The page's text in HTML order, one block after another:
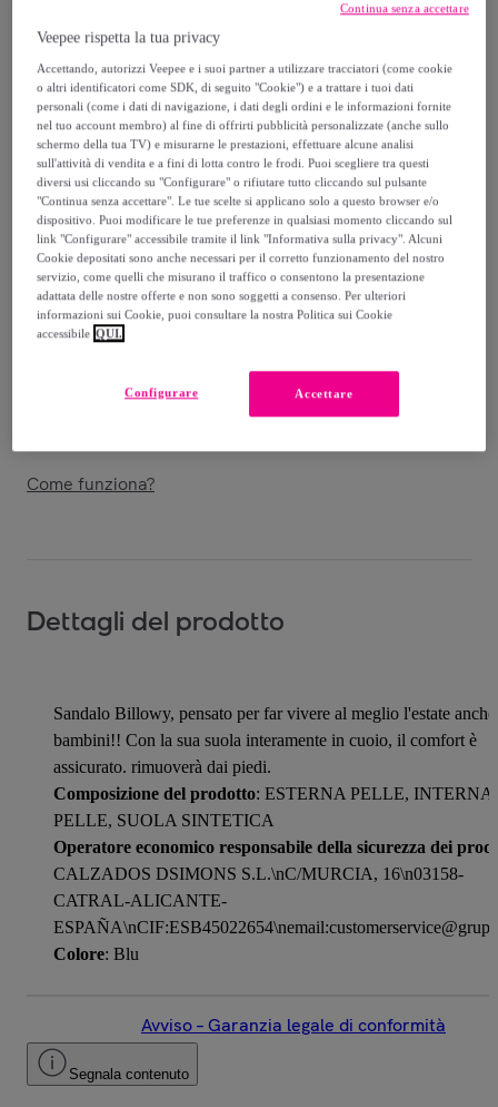
17,00 €
61,90 €
-72%
Guida alle taglie
Venduto daGrupo DS
Consegna
17/08
Come funziona?
Dettagli del prodotto
Sandalo Billowy, pensato per far vivere al meglio l'estate
bambini!! Con la sua suola interamente in cuoio, il comfort è
assicurato. rimuoverà dai piedi.
Composizione del prodotto: ESTERNA PELLE, INTERNA
PELLE, SUOLA SINTETICA
Operatore economico responsabile della sicurezza dei
CALZADOS DSIMONS S.L.\nC/MURCIA, 16\n03158-
CATRAL-ALICANTE-
Colore: Blu
Avviso – Garanzia legale di conformità
Segnala contenuto
Veepee rispetta la tua privacy
Accettando, autorizzi Veepee e i suoi partner a utilizzare tracciatori (come cookie
o altri identificatori come SDK, di seguito "Cookie") e a trattare i tuoi dati
personali (come i dati di navigazione, i dati degli ordini e le informazioni fornite
nel tuo account membro) al fine di offrirti pubblicità personalizzate (anche sullo
schermo della tua TV) e misurarne le prestazioni, effettuare alcune analisi
sull'attività di vendita e a fini di lotta contro le frodi. Puoi scegliere tra questi
diversi usi cliccando su "Configurare" o rifiutare tutto cliccando sul pulsante
"Continua senza accettare". Le tue scelte si applicano solo a questo browser e/o
dispositivo. Puoi modificare le tue preferenze in qualsiasi momento cliccando sul
link "Configurare" accessibile tramite il link "Informativa sulla privacy". Alcuni
Cookie depositati sono anche necessari per il corretto funzionamento del nostro
servizio, come quelli che misurano il traffico o consentono la presentazione
adattata delle nostre offerte e non sono soggetti a consenso. Per ulteriori
informazioni sui Cookie, puoi consultare la nostra Politica sui Cookie
accessibile QUI.
Accettare
Configurare
Continua senza accettare